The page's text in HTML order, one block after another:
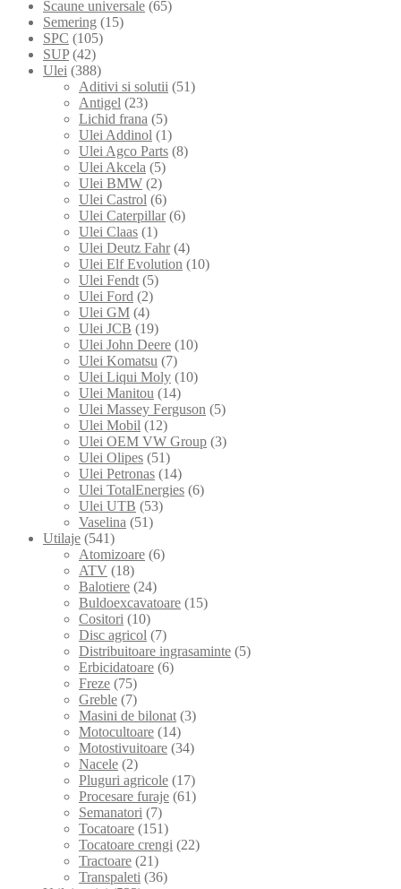
Scaune universale (65)
Semering (15)
SPC (105)
SUP (42)
Ulei (388)
Aditivi si solutii (51)
Antigel (23)
Lichid frana (5)
Ulei Addinol (1)
Ulei Agco Parts (8)
Ulei Akcela (5)
Ulei BMW (2)
Ulei Castrol (6)
Ulei Caterpillar (6)
Ulei Claas (1)
Ulei Deutz Fahr (4)
Ulei Elf Evolution (10)
Ulei Fendt (5)
Ulei Ford (2)
Ulei GM (4)
Ulei JCB (19)
Ulei John Deere (10)
Ulei Komatsu (7)
Ulei Liqui Moly (10)
Ulei Manitou (14)
Ulei Massey Ferguson (5)
Ulei Mobil (12)
Ulei OEM VW Group (3)
Ulei Olipes (51)
Ulei Petronas (14)
Ulei TotalEnergies (6)
Ulei UTB (53)
Vaselina (51)
Utilaje (541)
Atomizoare (6)
ATV (18)
Balotiere (24)
Buldoexcavatoare (15)
Cositori (10)
Disc agricol (7)
Distribuitoare ingrasaminte (5)
Erbicidatoare (6)
Freze (75)
Greble (7)
Masini de bilonat (3)
Motocultoare (14)
Motostivuitoare (34)
Nacele (2)
Pluguri agricole (17)
Procesare furaje (61)
Semanatori (7)
Tocatoare (151)
Tocatoare crengi (22)
Tractoare (21)
Transpaleti (36)